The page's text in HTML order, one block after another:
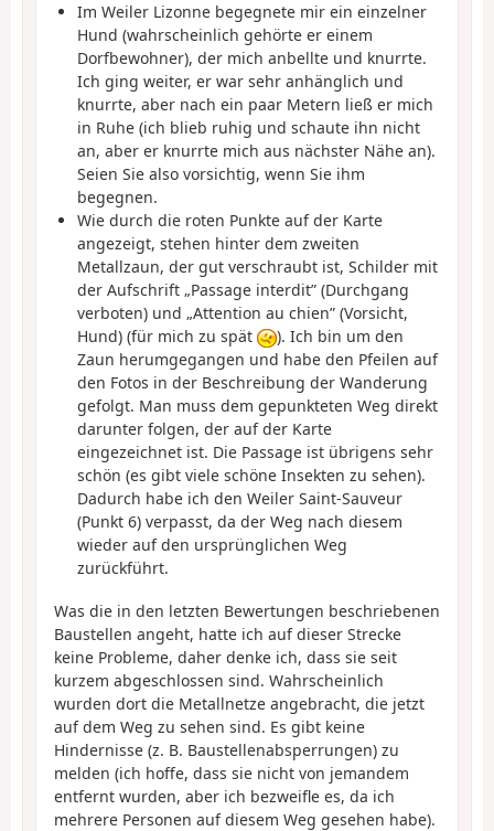
Im Weiler Lizonne begegnete mir ein einzelner
Hund (wahrscheinlich gehörte er einem
Dorfbewohner), der mich anbellte und knurrte.
Ich ging weiter, er war sehr anhänglich und
knurrte, aber nach ein paar Metern ließ er mich
in Ruhe (ich blieb ruhig und schaute ihn nicht
an, aber er knurrte mich aus nächster Nähe an).
Seien Sie also vorsichtig, wenn Sie ihm
begegnen.
Wie durch die roten Punkte auf der Karte
angezeigt, stehen hinter dem zweiten
Metallzaun, der gut verschraubt ist, Schilder mit
der Aufschrift „Passage interdit” (Durchgang
verboten) und „Attention au chien” (Vorsicht,
Hund) (für mich zu spät
). Ich bin um den
Zaun herumgegangen und habe den Pfeilen auf
den Fotos in der Beschreibung der Wanderung
gefolgt. Man muss dem gepunkteten Weg direkt
darunter folgen, der auf der Karte
eingezeichnet ist. Die Passage ist übrigens sehr
schön (es gibt viele schöne Insekten zu sehen).
Dadurch habe ich den Weiler Saint-Sauveur
(Punkt 6) verpasst, da der Weg nach diesem
wieder auf den ursprünglichen Weg
zurückführt.
Was die in den letzten Bewertungen beschriebenen
Baustellen angeht, hatte ich auf dieser Strecke
keine Probleme, daher denke ich, dass sie seit
kurzem abgeschlossen sind. Wahrscheinlich
wurden dort die Metallnetze angebracht, die jetzt
auf dem Weg zu sehen sind. Es gibt keine
Hindernisse (z. B. Baustellenabsperrungen) zu
melden (ich hoffe, dass sie nicht von jemandem
entfernt wurden, aber ich bezweifle es, da ich
mehrere Personen auf diesem Weg gesehen habe).